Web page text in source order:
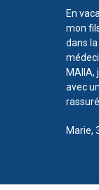
En
mon
dans
MAIIA,
avec
Marie,